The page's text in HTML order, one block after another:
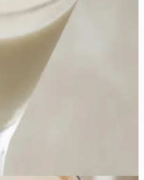
jääkülm. See on
pühade
digestiivina.
meenutades
tumeda
harmoonilist
pehmusest ja
muutes selle kokteili